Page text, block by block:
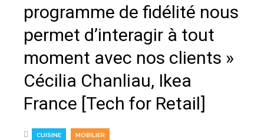
programme de fidélité nous
permet d’interagir à tout
moment avec nos clients »
Cécilia Chanliau, Ikea
France [Tech for Retail]
CUISINE MOBILIER